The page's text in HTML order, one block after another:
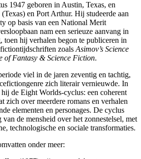
1947 geboren in Austin, Texas, en
en Port Arthur. Hij studeerde aan
op basis van een National Merit
nam een serieuze aanvang in
toen hij verhalen begon te publiceren in
zoalsAsimov’s Science
of Fantasy & Science Fiction.
viel in de jaren zeventig en tachtig,
zich literair vernieuwde. In
de Eight Worlds-cyclus: een coherent
zich over meerdere romans en verhalen
elementen en personages. De cyclus
de mensheid over het zonnestelsel, met
technologische en sociale transformaties.
onder meer: